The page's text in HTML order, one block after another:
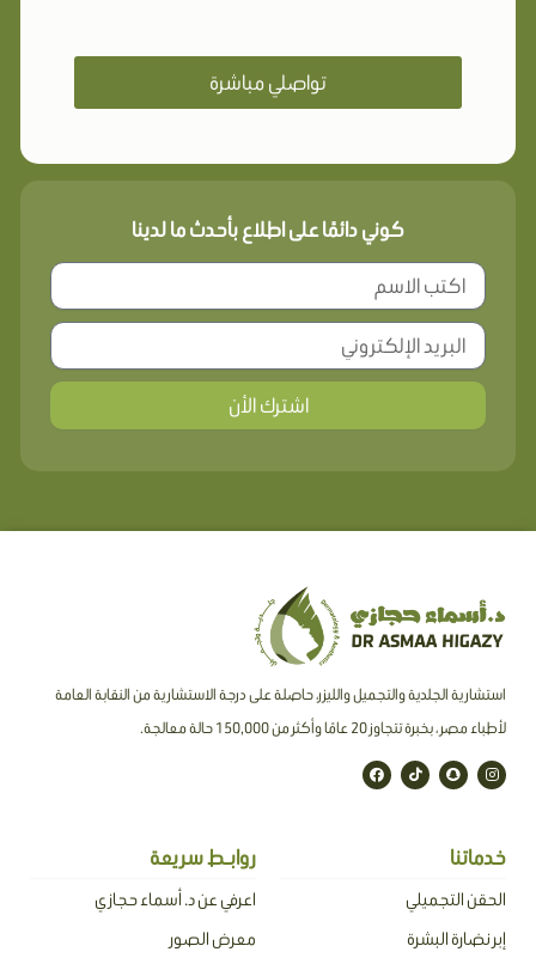
تواصلي مباشرة
كوني دائمًا على اطلاع بأحدث ما لدينا
اشترك الأن
استشارية الجلدية والتجميل والليزر، حاصلة على درجة الاستشارية من النقابة العامة
لأطباء مصر ، بخبرة تتجاوز 20 عامًا وأكثر من 150,000 حالة معالجة.
I
n
s
a
S
n
a
a
t
T
i
k
F
a
c
خدماتنا
الحقن التجميلي
إبر نضارة البشرة
روابـط سريعة
اعرفي عن د. أسماء حجازي
معرض الصور